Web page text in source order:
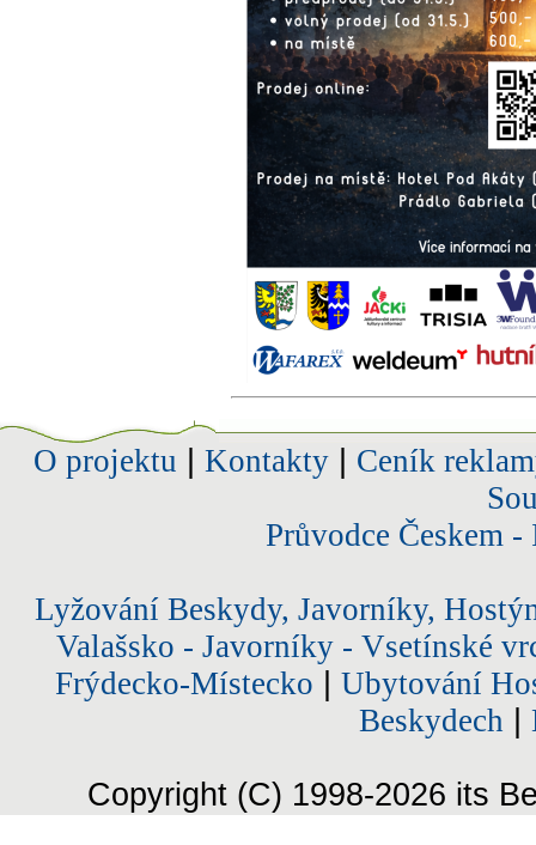
O projektu Kontakty| Ceník
Průvodce Českem
Lyžování Beskydy, Javorníky,
Valašsko - Javorníky - Vsetínské
Frýdecko-Místecko
Ubytování
Beskydech
Copyright (C) 1998-2026 its